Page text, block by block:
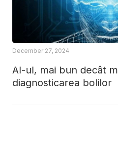
AI-ul, mai bun decât
diagnosticarea bolilor
December 27, 2024